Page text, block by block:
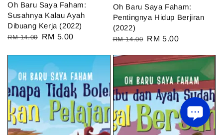
Oh Baru Saya Faham:
Susahnya Kalau Ayah
Dibuang Kerja (2022)
Regular
RM 14.00
Sale
RM 5.00
Oh Baru Saya Faham:
Pentingnya Hidup Berjiran
(2022)
Regular
RM 14.00 Sale
RM 5.00